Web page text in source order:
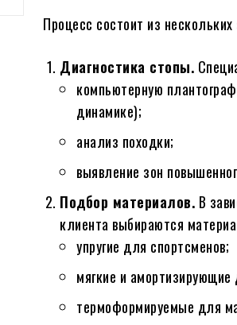
Процесс состоит из нескольких
Диагностика стопы.
компьютерную
динамике);
анализ походки;
выявление зон
Подбор материалов. В
клиента выбираются
упругие для спортсменов;
мягкие и
термоформируемые для